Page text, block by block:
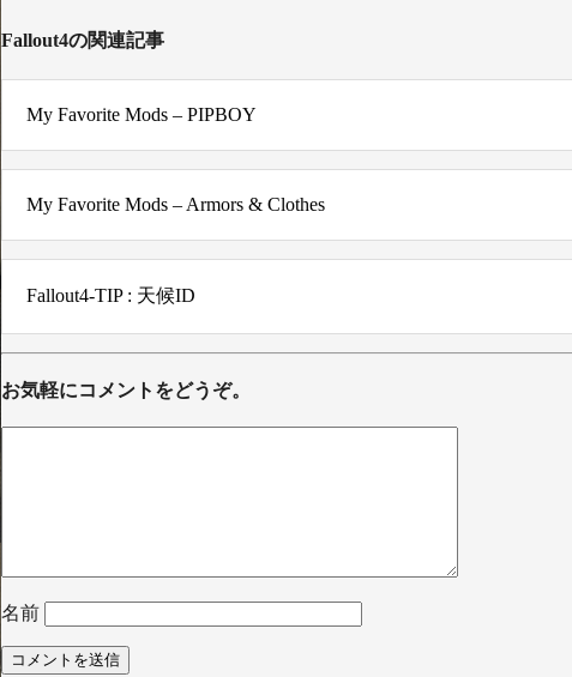
Fallout4の関連記事
My Favorite Mods – PIPBOY
My Favorite Mods – Armors & Clothes
Fallout4-TIP : 天候ID
お気軽にコメントをどうぞ。
名前